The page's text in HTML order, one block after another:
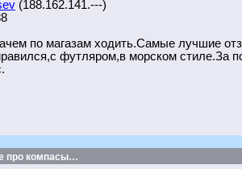
(188.162.141.---)
по магазам ходить.Самые лучшие
футляром,в морском стиле.За
про компасы…